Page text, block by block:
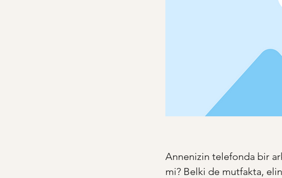
Annenizin telefonda bir
mi? Belki de mutfakta,